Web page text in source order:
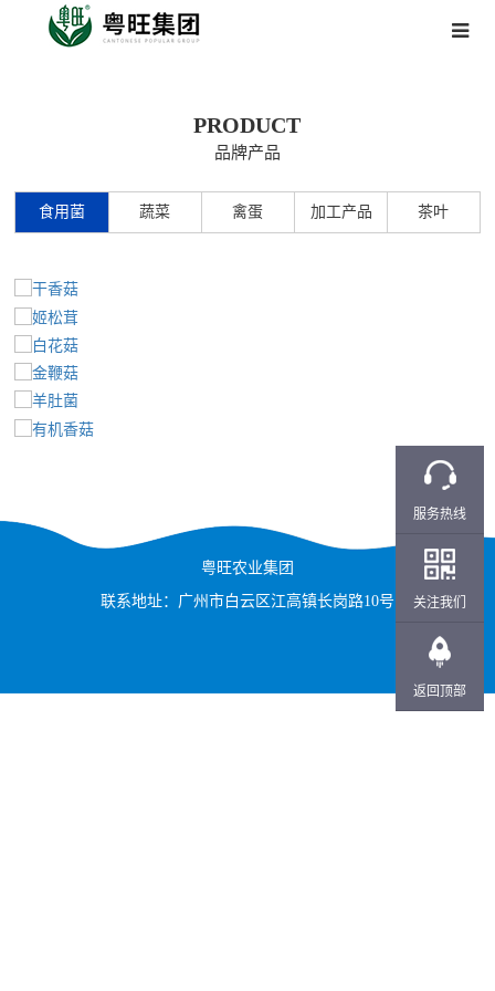
PRODUCT
品牌产品
食用菌 蔬菜 禽蛋 加工产品 茶叶
粤旺农业集团
联系地址：广州市白云区江高镇长岗路10号
服务热线
关注我们
返回顶部